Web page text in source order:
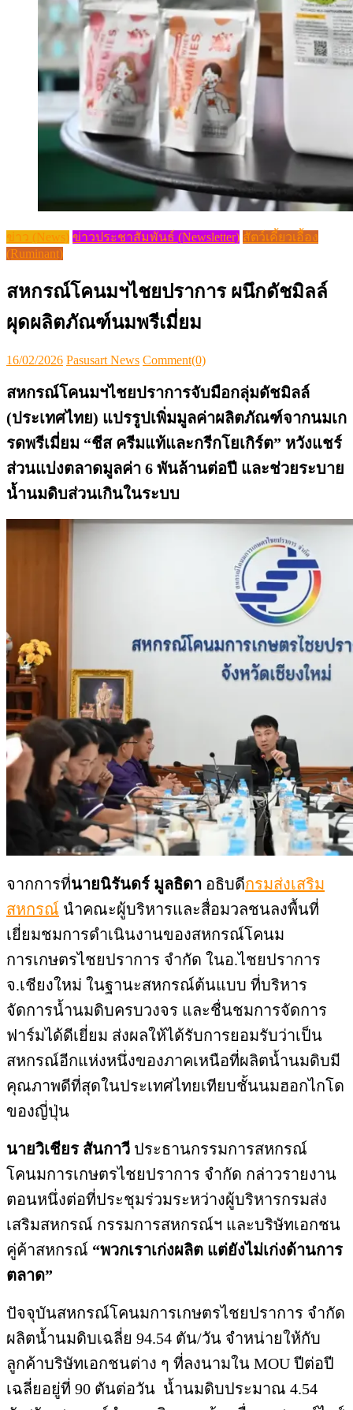
ข่าว (News) ข่าวประชาสัมพันธ์ (Newsletter) สัตว์เคี้ยวเอื้อง
(Ruminant)
สหกรณ์โคนมฯไชยปราการ ผนึกดัชมิลล์
ผุดผลิตภัณฑ์นมพรีเมี่ยม
Posted
16/02/2026 Author
Pasusart News Comment(0)
สหกรณ์โคนมฯไชยปราการจับมือกลุ่มดัชมิลล์
(ประเทศไทย) แปรรูปเพิ่มมูลค่าผลิตภัณฑ์จากนมเก
รดพรีเมี่ยม “ชีส ครีมแท้และกรีกโยเกิร์ต” หวังแชร์
ส่วนแบ่งตลาดมูลค่า 6 พันล้านต่อปี และช่วยระบาย
น้ำนมดิบส่วนเกินในระบบ
จากการที่นายนิรันดร์ มูลธิดา อธิบดีกรมส่งเสริม
สหกรณ์ นำคณะผู้บริหารและสื่อมวลชนลงพื้นที่
เยี่ยมชมการดำเนินงานของสหกรณ์โคนม
การเกษตรไชยปราการ จำกัด ในอ.ไชยปราการ
จ.เชียงใหม่ ในฐานะสหกรณ์ต้นแบบ ที่บริหาร
จัดการน้ำนมดิบครบวงจร และชื่นชมการจัดการ
ฟาร์มได้ดีเยี่ยม ส่งผลให้ได้รับการยอมรับว่าเป็น
สหกรณ์อีกแห่งหนึ่งของภาคเหนือที่ผลิตน้ำนมดิบมี
คุณภาพดีที่สุดในประเทศไทยเทียบชั้นนมฮอกไกโด
ของญี่ปุ่น
นายวิเชียร สันกาวี ประธานกรรมการสหกรณ์
โคนมการเกษตรไชยปราการ จำกัด กล่าวรายงาน
ตอนหนึ่งต่อที่ประชุมร่วมระหว่างผู้บริหารกรมส่ง
เสริมสหกรณ์ กรรมการสหกรณ์ฯ และบริษัทเอกชน
คู่ค้าสหกรณ์ “พวกเราเก่งผลิต แต่ยังไม่เก่งด้านการ
ตลาด”
ปัจจุบันสหกรณ์โคนมการเกษตรไชยปราการ จำกัด
ผลิตน้ำนมดิบเฉลี่ย 94.54 ตัน/วัน จำหน่ายให้กับ
ลูกค้าบริษัทเอกชนต่าง ๆ ที่ลงนามใน MOU ปีต่อปี
เฉลี่ยอยู่ที่ 90 ตันต่อวัน น้ำนมดิบประมาณ 4.54